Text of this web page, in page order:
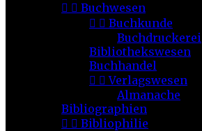
  Buchwesen
  Buchkunde
Buchdruckerei
Bibliothekswesen
Buchhandel
  Verlagswesen
Almanache
Bibliographien
  Bibliophilie